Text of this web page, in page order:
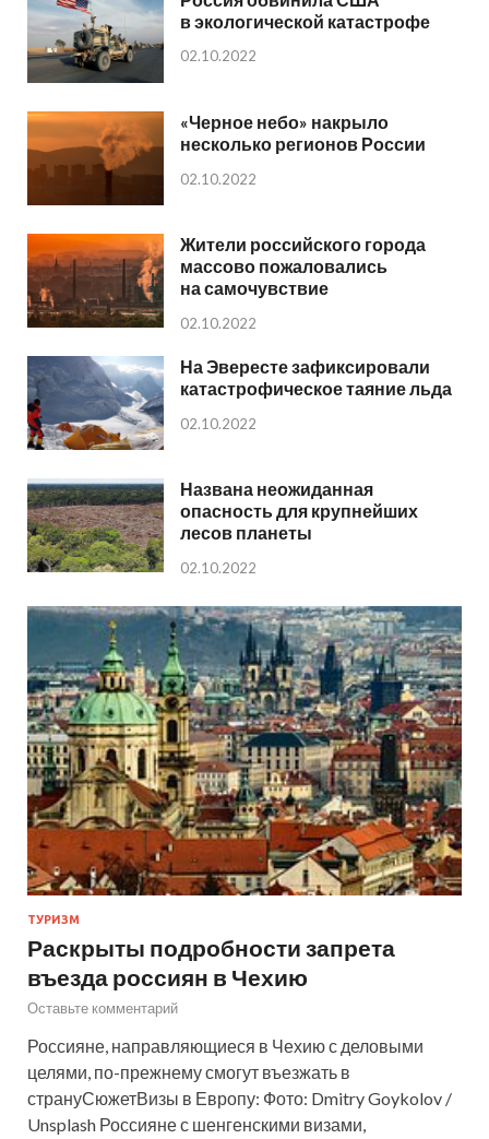
в экологической катастрофе
02.10.2022
«Черное небо» накрыло
несколько регионов России
02.10.2022
Жители российского города
массово пожаловались
на самочувствие
02.10.2022
На Эвересте зафиксировали
катастрофическое таяние льда
02.10.2022
Названа неожиданная
опасность для крупнейших
лесов планеты
02.10.2022
ТУРИЗМ
Раскрыты подробности запрета
въезда россиян в Чехию
Оставьте комментарий
Россияне, направляющиеся в Чехию с деловыми
целями, по-прежнему смогут въезжать в
странуСюжетВизы в Европу: Фото: Dmitry Goykolov /
Unsplash Россияне с шенгенскими визами,